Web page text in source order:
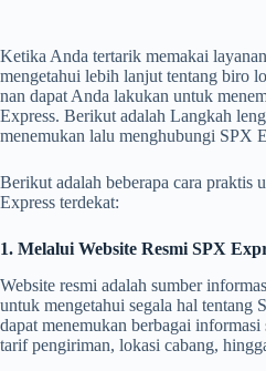
Ketika Anda tertarik memakai
mengetahui lebih lanjut tentang biro
nan dapat Anda lakukan untuk
Express. Berikut adalah Langkah
menemukan lalu menghubungi SPX
Berikut adalah beberapa cara praktis
Express terdekat:
1. Melalui Website Resmi SPX
Website resmi adalah sumber
untuk mengetahui segala hal tentang
dapat menemukan berbagai
tarif pengiriman, lokasi cabang,